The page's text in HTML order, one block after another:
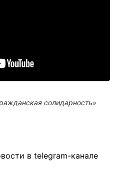
солидарность»
в telegram-канале